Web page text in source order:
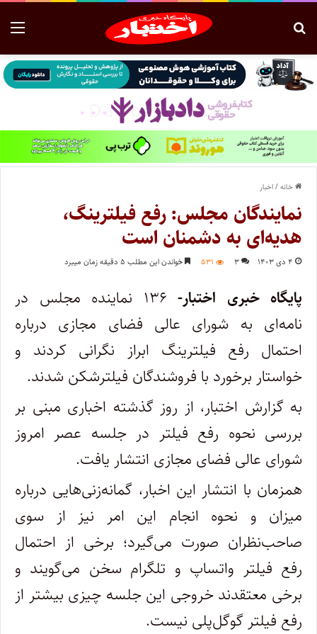
خانه/اخبار
نمایندگان مجلس: ​رفع فیلترینگ،
هدیه‌ای به دشمنان است
۴ دی ۱۴۰۳ ۳ ۵۳۱ خواندن این مطلب ۵ دقیقه زمان میبرد
پایگاه خبری اختبار-
۱۳۶ نماینده مجلس در
نامه‌ای به شورای عالی فضای مجازی درباره
احتمال رفع فیلترینگ ابراز نگرانی کردند و
خواستار برخورد با فروشندگان فیلترشکن شدند.
به گزارش اختبار، از روز گذشته اخباری مبنی بر
بررسی نحوه رفع فیلتر در جلسه عصر امروز
شورای عالی فضای مجازی انتشار یافت.
همزمان با انتشار این اخبار، گمانه‌زنی‌هایی درباره
میزان و نحوه انجام این امر نیز از سوی
صاحب‌نظران صورت می‌گیرد؛ برخی از احتمال
رفع فیلتر واتساپ و تلگرام سخن می‌گویند و
برخی معتقدند خروجی این جلسه چیزی بیشتر از
رفع فیلتر گوگل‌پلی نیست.